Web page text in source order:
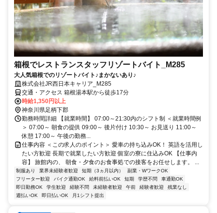
箱根でレストランスタッフリゾートバイト_M285
大人気箱根でのリゾートバイト♪まかないあり♪
株式会社JR西日本キャリア_M285
交通・アクセス 箱根湯本駅から徒歩17分
時給1,350円以上
神奈川県足柄下郡
勤務時間詳細 【就業時間】 07:00～21:30内のシフト制 ＜就業時間例
＞ 07:00～ 朝食の提供 09:00～ 後片付け 10:30～ お見送り 11:00～
休憩 17:00～ 午後の勤務...
仕事内容 ＜この求人のポイント＞ 愛車の持ち込みOK！ 英語を活用し
たい方歓迎 長期で就業したい方歓迎 個室の寮に住込みOK 【仕事内
容】 旅館内の、 朝食・夕食のお食事処での接客をお任せします。 ...
制服あり 業界未経験者歓迎 短期（3ヵ月以内）
副業・WワークOK
フリーター歓迎
バイク通勤OK 給料前払いOK 短期 学歴不問
車通勤OK
即日勤務OK
学生歓迎 経験不問 未経験者歓迎 午前 経験者歓迎
残業なし
週払いOK
即日払いOK 月1シフト提出